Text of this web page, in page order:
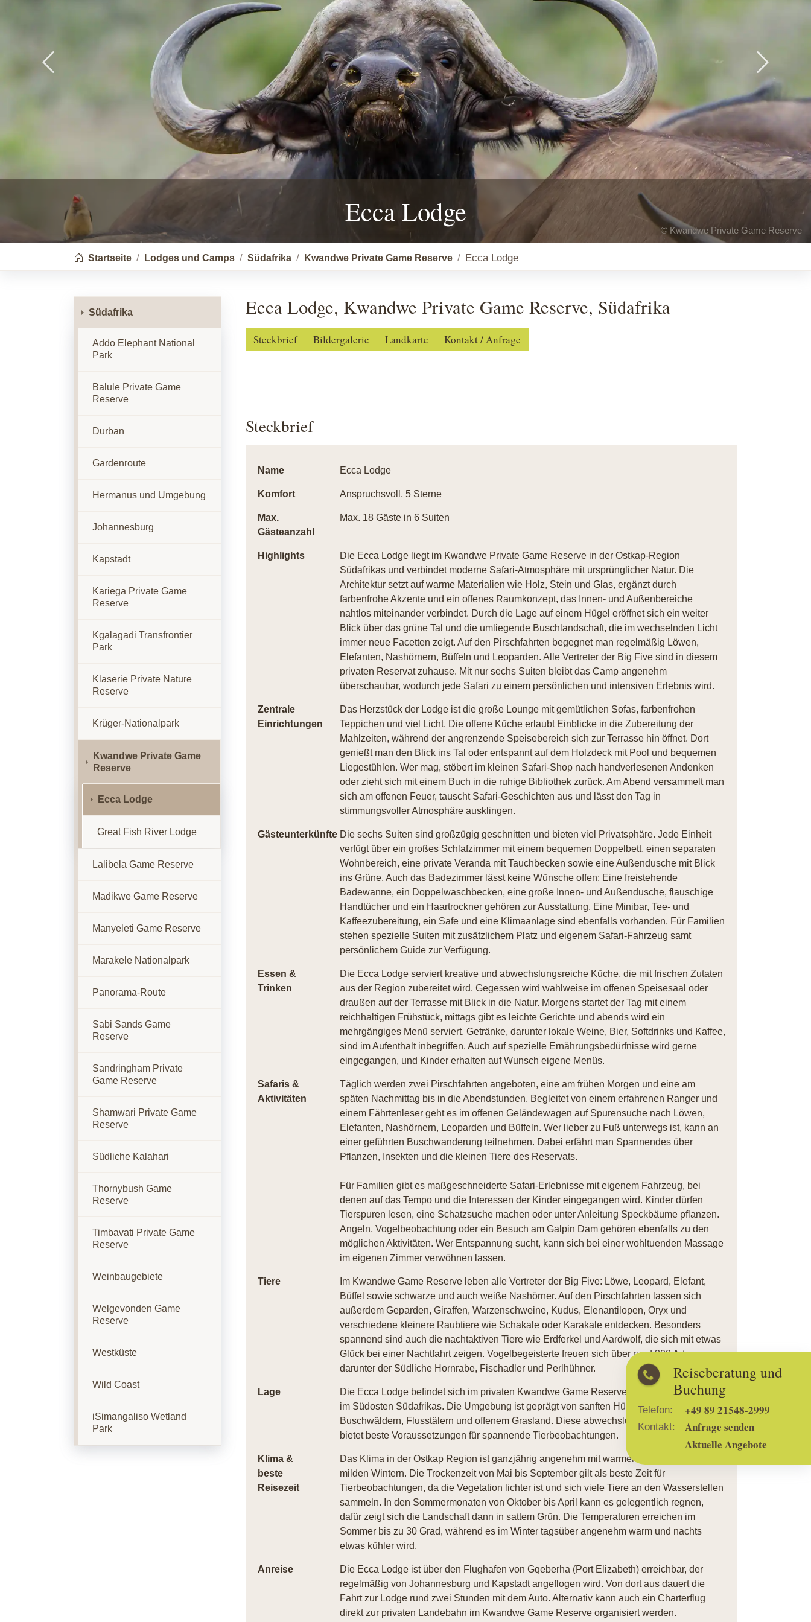
Reiseberatung und
Buchung
Telefon: +49 89 21548-2999
Kontakt:
Anfrage senden
Aktuelle Angebote
Ecca Lodge
© Kwandwe Private Game Reserve
Previous Next
You are here:
Startseite Lodges und Camps Südafrika Kwandwe Private Game Reserve Ecca Lodge
Ecca Lodge, Kwandwe Private Game Reserve, Südafrika
Steckbrief Bildergalerie Landkarte Kontakt / Anfrage
Steckbrief
Name Ecca Lodge
Komfort Anspruchsvoll, 5 Sterne
Max.
Gästeanzahl
Max. 18 Gäste in 6 Suiten
Highlights
Die Ecca Lodge liegt im Kwandwe Private Game Reserve in der Ostkap-Region
Südafrikas und verbindet moderne Safari-Atmosphäre mit ursprünglicher Natur. Die
Architektur setzt auf warme Materialien wie Holz, Stein und Glas, ergänzt durch
farbenfrohe Akzente und ein offenes Raumkonzept, das Innen- und Außenbereiche
nahtlos miteinander verbindet. Durch die Lage auf einem Hügel eröffnet sich ein weiter
Blick über das grüne Tal und die umliegende Buschlandschaft, die im wechselnden Licht
immer neue Facetten zeigt. Auf den Pirschfahrten begegnet man regelmäßig Löwen,
Elefanten, Nashörnern, Büffeln und Leoparden. Alle Vertreter der Big Five sind in diesem
privaten Reservat zuhause. Mit nur sechs Suiten bleibt das Camp angenehm
überschaubar, wodurch jede Safari zu einem persönlichen und intensiven Erlebnis wird.
Zentrale
Einrichtungen
Das Herzstück der Lodge ist die große Lounge mit gemütlichen Sofas, farbenfrohen
Teppichen und viel Licht. Die offene Küche erlaubt Einblicke in die Zubereitung der
Mahlzeiten, während der angrenzende Speisebereich sich zur Terrasse hin öffnet. Dort
genießt man den Blick ins Tal oder entspannt auf dem Holzdeck mit Pool und bequemen
Liegestühlen. Wer mag, stöbert im kleinen Safari-Shop nach handverlesenen Andenken
oder zieht sich mit einem Buch in die ruhige Bibliothek zurück. Am Abend versammelt man
sich am offenen Feuer, tauscht Safari-Geschichten aus und lässt den Tag in
stimmungsvoller Atmosphäre ausklingen.
Gästeunterkünfte Die sechs Suiten sind großzügig geschnitten und bieten viel Privatsphäre. Jede Einheit
verfügt über ein großes Schlafzimmer mit einem bequemen Doppelbett, einen separaten
Wohnbereich, eine private Veranda mit Tauchbecken sowie eine Außendusche mit Blick
ins Grüne. Auch das Badezimmer lässt keine Wünsche offen: Eine freistehende
Badewanne, ein Doppelwaschbecken, eine große Innen- und Außendusche, flauschige
Handtücher und ein Haartrockner gehören zur Ausstattung. Eine Minibar, Tee- und
Kaffeezubereitung, ein Safe und eine Klimaanlage sind ebenfalls vorhanden. Für Familien
stehen spezielle Suiten mit zusätzlichem Platz und eigenem Safari-Fahrzeug samt
persönlichem Guide zur Verfügung.
Essen &
Trinken
Die Ecca Lodge serviert kreative und abwechslungsreiche Küche, die mit frischen Zutaten
aus der Region zubereitet wird. Gegessen wird wahlweise im offenen Speisesaal oder
draußen auf der Terrasse mit Blick in die Natur. Morgens startet der Tag mit einem
reichhaltigen Frühstück, mittags gibt es leichte Gerichte und abends wird ein
mehrgängiges Menü serviert. Getränke, darunter lokale Weine, Bier, Softdrinks und Kaffee,
sind im Aufenthalt inbegriffen. Auch auf spezielle Ernährungsbedürfnisse wird gerne
eingegangen, und Kinder erhalten auf Wunsch eigene Menüs.
Safaris &
Aktivitäten
Täglich werden zwei Pirschfahrten angeboten, eine am frühen Morgen und eine am
späten Nachmittag bis in die Abendstunden. Begleitet von einem erfahrenen Ranger und
einem Fährtenleser geht es im offenen Geländewagen auf Spurensuche nach Löwen,
Elefanten, Nashörnern, Leoparden und Büffeln. Wer lieber zu Fuß unterwegs ist, kann an
einer geführten Buschwanderung teilnehmen. Dabei erfährt man Spannendes über
Pflanzen, Insekten und die kleinen Tiere des Reservats.
Für Familien gibt es maßgeschneiderte Safari-Erlebnisse mit eigenem Fahrzeug, bei
denen auf das Tempo und die Interessen der Kinder eingegangen wird. Kinder dürfen
Tierspuren lesen, eine Schatzsuche machen oder unter Anleitung Speckbäume pflanzen.
Angeln, Vogelbeobachtung oder ein Besuch am Galpin Dam gehören ebenfalls zu den
möglichen Aktivitäten. Wer Entspannung sucht, kann sich bei einer wohltuenden Massage
im eigenen Zimmer verwöhnen lassen.
Tiere
Im Kwandwe Game Reserve leben alle Vertreter der Big Five: Löwe, Leopard, Elefant,
Büffel sowie schwarze und auch weiße Nashörner. Auf den Pirschfahrten lassen sich
außerdem Geparden, Giraffen, Warzenschweine, Kudus, Elenantilopen, Oryx und
verschiedene kleinere Raubtiere wie Schakale oder Karakale entdecken. Besonders
spannend sind auch die nachtaktiven Tiere wie Erdferkel und Aardwolf, die sich mit etwas
Glück bei einer Nachtfahrt zeigen. Vogelbegeisterte freuen sich über rund 300 Arten,
darunter der Südliche Hornrabe, Fischadler und Perlhühner.
Lage
Die Ecca Lodge befindet sich im privaten Kwandwe Game Reserve in der Provinz Ostkap
im Südosten Südafrikas. Die Umgebung ist geprägt von sanften Hügeln, dichten
Buschwäldern, Flusstälern und offenem Grasland. Diese abwechslungsreiche Landschaft
bietet beste Voraussetzungen für spannende Tierbeobachtungen.
Klima &
beste
Reisezeit
Das Klima in der Ostkap Region ist ganzjährig angenehm mit warmen Sommern und
milden Wintern. Die Trockenzeit von Mai bis September gilt als beste Zeit für
Tierbeobachtungen, da die Vegetation lichter ist und sich viele Tiere an den Wasserstellen
sammeln. In den Sommermonaten von Oktober bis April kann es gelegentlich regnen,
dafür zeigt sich die Landschaft dann in sattem Grün. Die Temperaturen erreichen im
Sommer bis zu 30 Grad, während es im Winter tagsüber angenehm warm und nachts
etwas kühler wird.
Anreise
Die Ecca Lodge ist über den Flughafen von Gqeberha (Port Elizabeth) erreichbar, der
regelmäßig von Johannesburg und Kapstadt angeflogen wird. Von dort aus dauert die
Fahrt zur Lodge rund zwei Stunden mit dem Auto. Alternativ kann auch ein Charterflug
direkt zur privaten Landebahn im Kwandwe Game Reserve organisiert werden.
Südafrika
Addo Elephant National
Park
Balule Private Game
Reserve
Durban
Gardenroute
Hermanus und Umgebung
Johannesburg
Kapstadt
Kariega Private Game
Reserve
Kgalagadi Transfrontier
Park
Klaserie Private Nature
Reserve
Krüger-Nationalpark
Kwandwe Private Game
Reserve
Ecca Lodge
Great Fish River Lodge
Lalibela Game Reserve
Madikwe Game Reserve
Manyeleti Game Reserve
Marakele Nationalpark
Panorama-Route
Sabi Sands Game
Reserve
Sandringham Private
Game Reserve
Shamwari Private Game
Reserve
Südliche Kalahari
Thornybush Game
Reserve
Timbavati Private Game
Reserve
Weinbaugebiete
Welgevonden Game
Reserve
Westküste
Wild Coast
iSimangaliso Wetland
Park